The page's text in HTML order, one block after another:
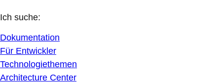
Ich suche:
Dokumentation
Für Entwickler
Technologiethemen
Architecture Center